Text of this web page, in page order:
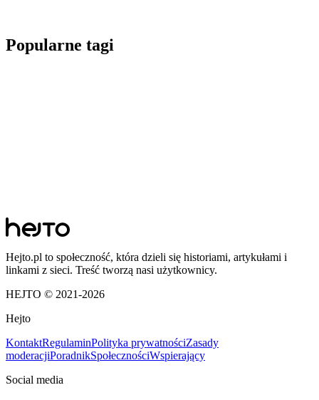
Popularne tagi
Hejto.pl to społeczność, która dzieli się historiami, artykułami i
linkami z sieci. Treść tworzą nasi użytkownicy.
HEJTO © 2021-2026
Hejto
KontaktRegulaminPolityka prywatnościZasady
moderacjiPoradnikSpołecznościWspierający
Social media